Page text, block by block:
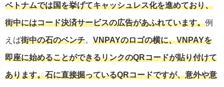
ベトナムでは国を挙げてキャッシュレス化を進めており、
街中にはコード決済サービスの広告があふれています。例
えば街中の石のベンチ。 VNPAYのロゴの横に、VNPAYを
即座に始めることができるリンクのQRコードが貼り付けて
あります。石に直接掘っているQRコードですが、意外や意